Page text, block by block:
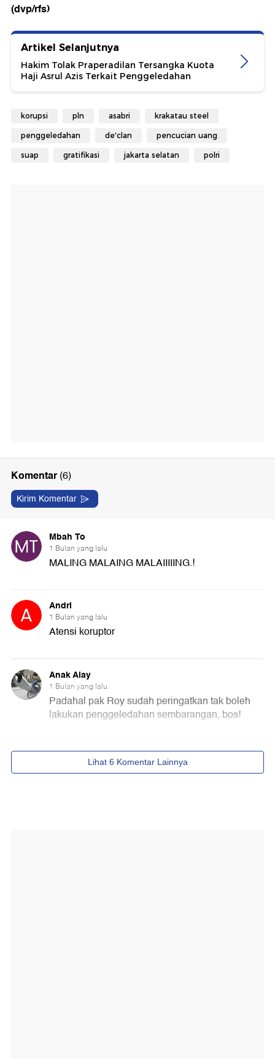
(dvp/rfs)
Artikel Selanjutnya
Hakim Tolak Praperadilan Tersangka Kuota
Haji Asrul Azis Terkait Penggeledahan
korupsi pln asabri krakatau steel
penggeledahan de'clan pencucian uang
suap gratifikasi jakarta selatan polri